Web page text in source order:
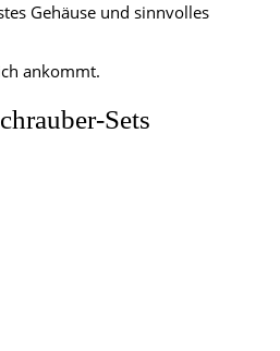
Gehäuse und sinnvolles
ankommt.
Sets